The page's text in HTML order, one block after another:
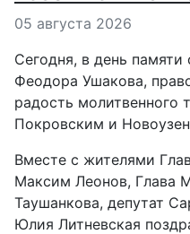
Информация о
05 августа 2026
Сегодня, в день памяти
Феодора Ушакова,
радость молитвенного
Покровским и
Вместе с жителями
Максим Леонов, Глава
Таушанкова, депутат
Юлия Литневская